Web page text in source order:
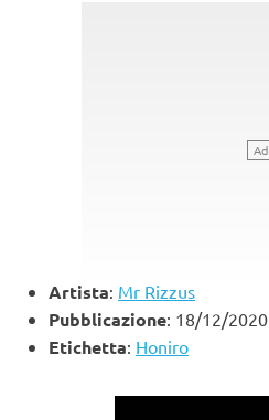
Artista: Mr Rizzus
Pubblicazione: 18/12/2020
Etichetta: Honiro